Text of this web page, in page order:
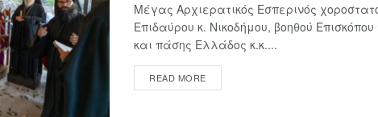
Μέγας Αρχιερατικός Εσπερινός
Επιδαύρου κ. Νικοδήμου, βοηθού
και πάσης Ελλάδος κ.κ....
READ MORE